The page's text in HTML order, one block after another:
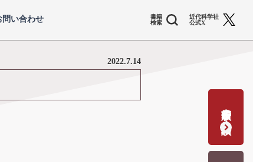
書籍
検索
問い合わせ
近代科学社
公式X
2022.7.14
書籍出版の応募・相談